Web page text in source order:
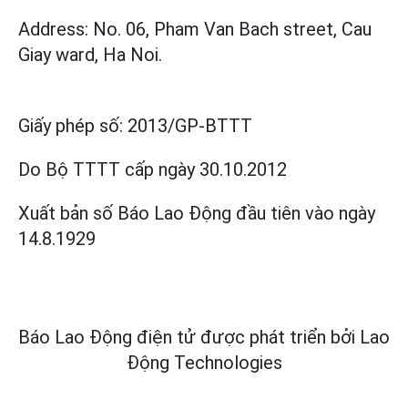
Address: No. 06, Pham Van Bach street, Cau
Giay ward, Ha Noi.
Giấy phép số: 2013/GP-BTTT
Do Bộ TTTT cấp ngày 30.10.2012
Xuất bản số Báo Lao Động đầu tiên vào ngày
14.8.1929
Báo Lao Động điện tử được phát triển bởi Lao
Động Technologies